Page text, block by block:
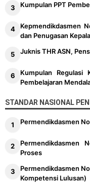
Kumpulan PPT
Kepmendikdasmen
dan Penugasan
Juknis THR ASN,
Kumpulan Regulasi
Pembelajaran
STANDAR NASIONAL
Permendikdasmen
Permendikdasmen
Proses
Permendikdasmen
Kompetensi Lulusan)